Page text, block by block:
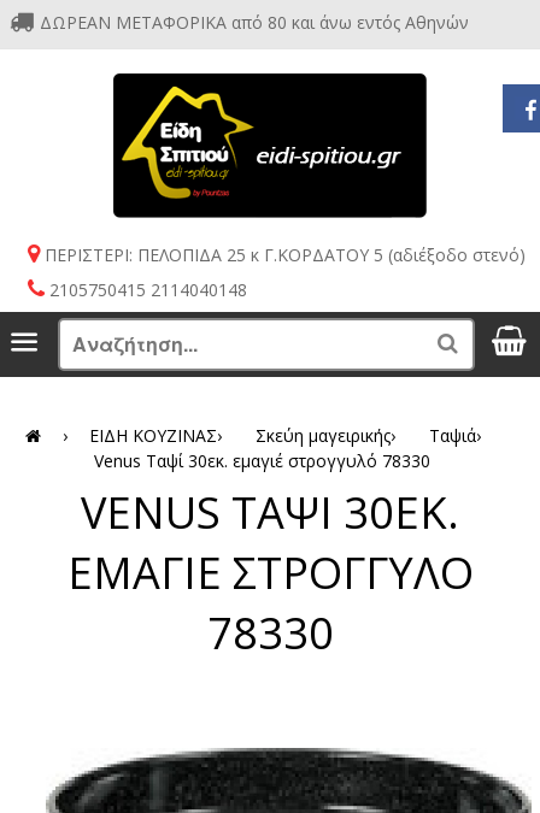
ΔΩΡΕΑΝ ΜΕΤΑΦΟΡΙΚΑ από 80 και άνω εντός Αθηνών
ΠΕΡΙΣΤΕΡΙ: ΠΕΛΟΠΙΔΑ 25 κ Γ.ΚΟΡΔΑΤΟΥ 5 (αδιέξοδο στενό)
2105750415 2114040148
Menu Search
› ΕΙΔΗ ΚΟΥΖΙΝΑΣ› Σκεύη μαγειρικής› Ταψιά›
Venus Ταψί 30εκ. εμαγιέ στρογγυλό 78330
VENUS ΤΑΨΙ 30ΕΚ.
ΕΜΑΓΙΕ ΣΤΡΟΓΓΥΛΟ
78330